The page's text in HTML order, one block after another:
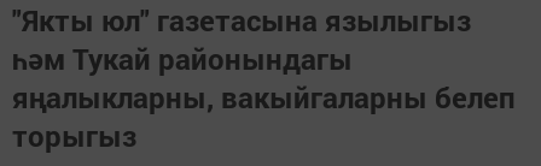
"Якты юл" газетасына язылыгыз
һәм Тукай районындагы
яңалыкларны, вакыйгаларны белеп
торыгыз